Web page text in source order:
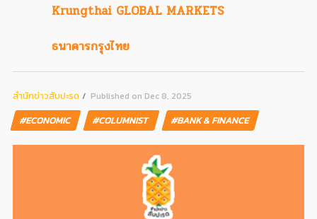
Krungthai GLOBAL MARKETS
ธนาคารกรุงไทย
สํานักข่าวสับปะรด Published on Dec 8, 2025
#ECONOMIC #COLUMNIST #BANK & FINANCE